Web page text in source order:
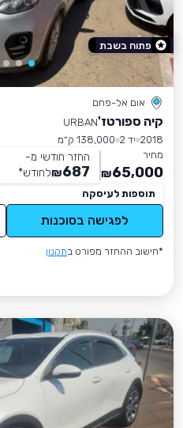
אום אל-פחם
קיה ספורטז'URBAN
2018 יד 2
138,000 ק״מ
מחיר
65,000
₪
החזר חודשי מ-
687
₪לחודש*
תוספות לעיסקה
לפגישה בסוכנות
*חישוב ההחזר מפורט בתקנון
פתוח בשבת